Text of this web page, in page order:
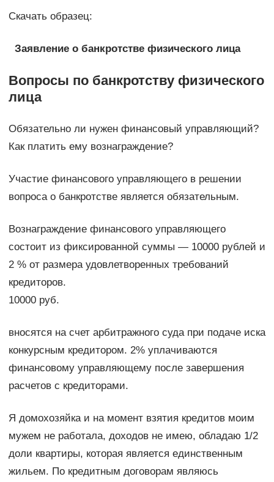
Скачать образец:
Заявление о банкротстве физического лица
Вопросы по банкротству физического
лица
Обязательно ли нужен финансовый управляющий?
Как платить ему вознаграждение?
Участие финансового управляющего в решении
вопроса о банкротстве является обязательным.
Вознаграждение финансового управляющего
состоит из фиксированной суммы — 10000 рублей и
2 % от размера удовлетворенных требований
кредиторов.
10000 руб.
вносятся на счет арбитражного суда при подаче иска
конкурсным кредитором. 2% уплачиваются
финансовому управляющему после завершения
расчетов с кредиторами.
Я домохозяйка и на момент взятия кредитов моим
мужем не работала, доходов не имею, обладаю 1/2
доли квартиры, которая является единственным
жильем. По кредитным договорам являюсь